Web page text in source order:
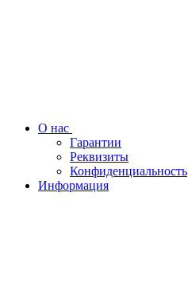
О нас
Гарантии
Реквизиты
Конфиденциальность
Информация